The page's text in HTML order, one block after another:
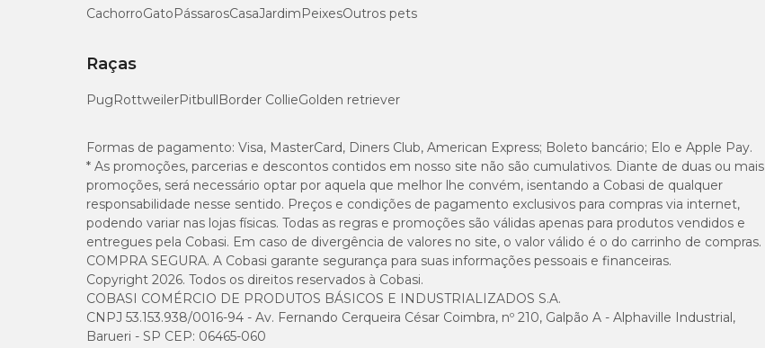
Sódio (mín.)
Ômega 6 (mín.) 2,50%
Ômega 3 (mín.) 0,28%
Beta-glucanas (mín) 0,06%
Mananoligossacarídeos (mín)
Energia Metabolizável
CachorroGatoPássarosCasaJardimPeixesOutros pets
Raças
PugRottweilerPitbullBorder CollieGolden retriever
Formas de pagamento: Visa, MasterCard, Diners Club, American Express; Boleto bancário; Elo e Apple Pay.
* As promoções, parcerias e descontos contidos em nosso site não são cumulativos. Diante de duas ou mais
promoções, será necessário optar por aquela que melhor lhe convém, isentando a Cobasi de qualquer
responsabilidade nesse sentido. Preços e condições de pagamento exclusivos para compras via internet,
podendo variar nas lojas físicas. Todas as regras e promoções são válidas apenas para produtos vendidos e
entregues pela Cobasi. Em caso de divergência de valores no site, o valor válido é o do carrinho de compras.
COMPRA SEGURA. A Cobasi garante segurança para suas informações pessoais e financeiras.
Copyright 2026. Todos os direitos reservados à Cobasi.
COBASI COMÉRCIO DE PRODUTOS BÁSICOS E INDUSTRIALIZADOS S.A.
CNPJ 53.153.938/0016-94 - Av. Fernando Cerqueira César Coimbra, nº 210, Galpão A - Alphaville Industrial,
Barueri - SP CEP: 06465-060